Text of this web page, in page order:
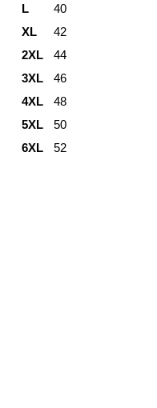
L
40
XL
42
2XL
44
3XL
46
4XL
48
5XL
50
6XL
52